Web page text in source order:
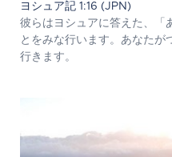
ヨシュア記 1:16 (JPN)
彼らはヨシュアに答えた、「
とをみな行います。あなたが
行きます。